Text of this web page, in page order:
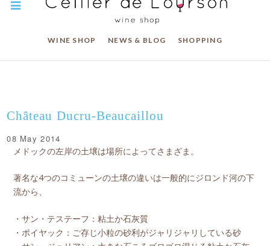
WINE SHOP NEWS & BLOG SHOPPING
Château Ducru-Beaucaillou
08 May 2014
メドックの左岸の土壌は場所によってさまざま。
著名な4つのコミューンの土壌の違いは一般的にジロンド河の下
流から、
・サン・テステーフ：粘土か石灰質
・ポイヤック：ご存じ小粒の砂利がジャリジャリしている砂